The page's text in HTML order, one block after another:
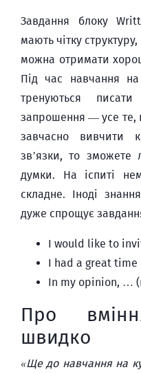
Завдання блоку
мають чітку
можна отримати
Під час навчання на
тренуються
запрошення — усе те,
завчасно вивчити
зв’язки, то зможете
думки. На іспиті
складне. Іноді
дуже спрощує
I would like to
I had a great
In my opinion, …
Про
швидко
«Ще до навчання на